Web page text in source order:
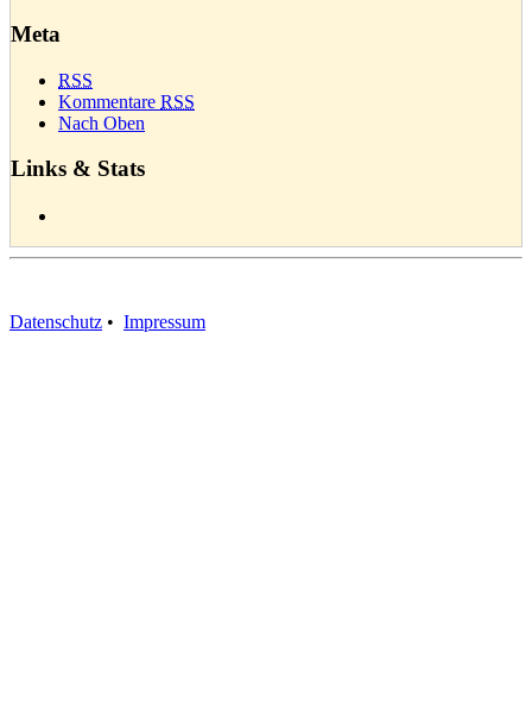
Meta
RSS
Kommentare RSS
Nach Oben
Links & Stats
Datenschutz • Impressum